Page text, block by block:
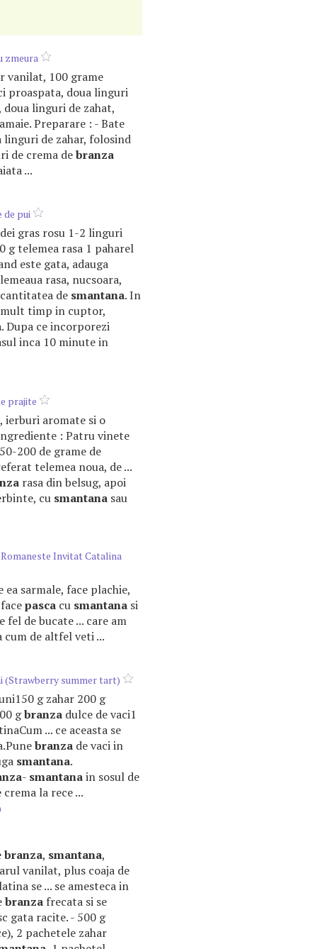
zmeura
vanilat, 100 grame
proaspata, doua linguri
doua linguri de zahat,
Preparare : - Bate
linguri de zahar, folosind
de crema debranza
...
de pui
gras rosu 1-2 linguri
g telemea rasa 1 paharel
este gata, adauga
rasa, nucsoara,
de smantana. In
mult timp in cuptor,
. Dupa ce incorporezi
inca 10 minute in
prajite
ierburi aromate si o
: Patru vinete
200 de grame de
telemea noua, de ...
rasa din belsug, apoi
cu smantana sau
Invitat Catalina
ea sarmale, face plachie,
pasca cu smantana si
fel de bucate ... care am
de altfel veti ...
(Strawberry summer tart)
g zahar 200 g
gbranza dulce de vaci1
... ce aceasta se
branza de vaci in
smantana.
- smantanain sosul de
la rece ...
branza, smantana,
vanilat, plus coaja de
se ... se amesteca in
branza frecata si se
gata racite. - 500 g
2 pachetele zahar